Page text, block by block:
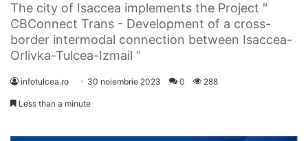
The city of Isaccea implements the Project "
CBConnect Trans - Development of a cross-
border intermodal connection between Isaccea-
Orlivka-Tulcea-Izmail "
infotulcea.ro 30 noiembrie 2023 0 288
Less than a minute